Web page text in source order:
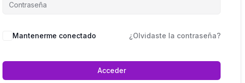
Mantenerme conectado ¿Olvidaste la contraseña?
Acceder